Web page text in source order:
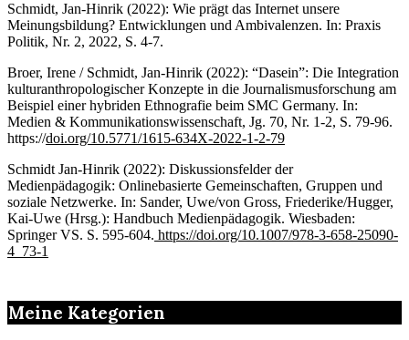
Schmidt, Jan-Hinrik (2022): Wie prägt das Internet unsere
Meinungsbildung? Entwicklungen und Ambivalenzen. In: Praxis
Politik, Nr. 2, 2022, S. 4-7.
Broer, Irene / Schmidt, Jan-Hinrik (2022): “Dasein”: Die Integration
kulturanthropologischer Konzepte in die Journalismusforschung am
Beispiel einer hybriden Ethnografie beim SMC Germany. In:
Medien & Kommunikationswissenschaft, Jg. 70, Nr. 1-2, S. 79-96.
https://doi.org/10.5771/1615-634X-2022-1-2-79
Schmidt Jan-Hinrik (2022): Diskussionsfelder der
Medienpädagogik: Onlinebasierte Gemeinschaften, Gruppen und
soziale Netzwerke. In: Sander, Uwe/von Gross, Friederike/Hugger,
Kai-Uwe (Hrsg.): Handbuch Medienpädagogik. Wiesbaden:
Springer VS. S. 595-604. https://doi.org/10.1007/978-3-658-25090-
4_73-1
Meine Kategorien